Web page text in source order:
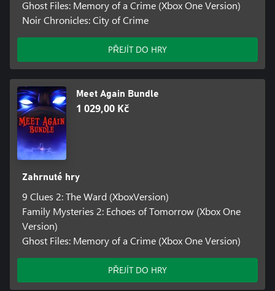
Ghost Files: Memory of a Crime (Xbox One Version)
Noir Chronicles: City of Crime
PŘEJÍT DO HRY
Meet Again Bundle
1 029,00 Kč
Zahrnuté hry
9 Clues 2: The Ward (XboxVersion)
Family Mysteries 2: Echoes of Tomorrow (Xbox One
Version)
Ghost Files: Memory of a Crime (Xbox One Version)
PŘEJÍT DO HRY